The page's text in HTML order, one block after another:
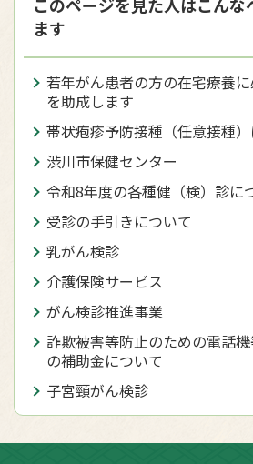
ます
若年がん患者の方の在宅療養
を助成します
帯状疱疹予防接種（任意接種
渋川市保健センター
令和8年度の各種健（検）診に
受診の手引きについて
乳がん検診
介護保険サービス
がん検診推進事業
詐欺被害等防止のための電話
の補助金について
子宮頸がん検診